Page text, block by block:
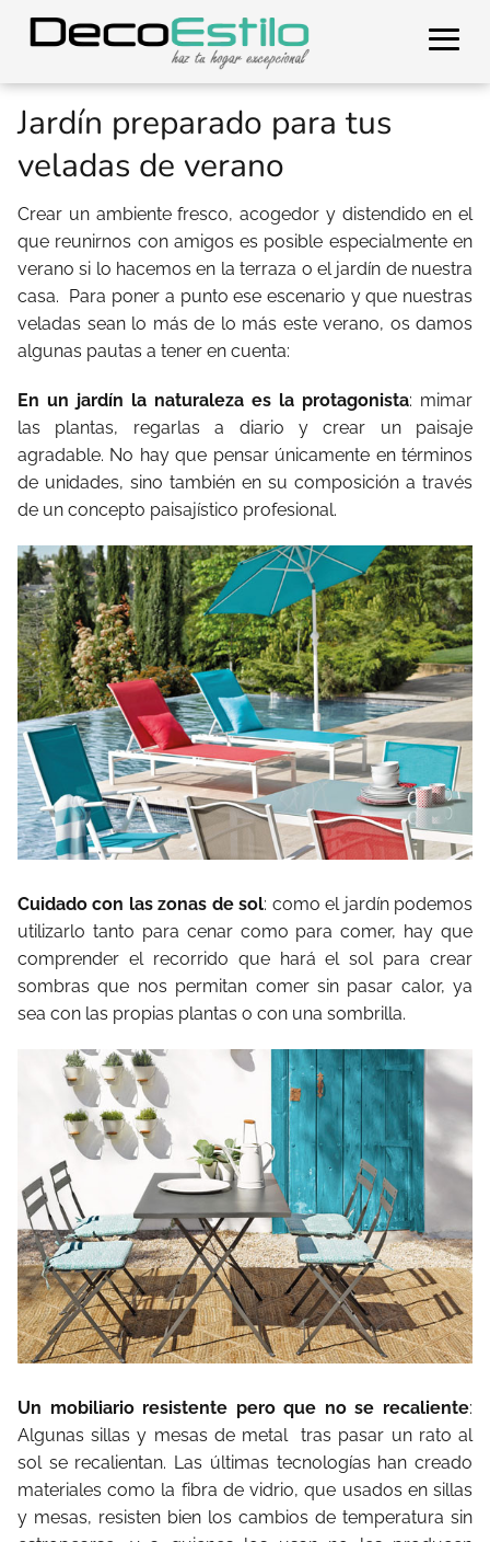
Jardín preparado para tus
veladas de verano
Crear un ambiente fresco, acogedor y distendido en el
que reunirnos con amigos es posible especialmente en
verano si lo hacemos en la terraza o el jardín de nuestra
casa. Para poner a punto ese escenario y que nuestras
veladas sean lo más de lo más este verano, os damos
algunas pautas a tener en cuenta:
En un jardín la naturaleza es la protagonista: mimar
las plantas, regarlas a diario y crear un paisaje
agradable. No hay que pensar únicamente en términos
de unidades, sino también en su composición a través
de un concepto paisajístico profesional.
Cuidado con las zonas de sol: como el jardín podemos
utilizarlo tanto para cenar como para comer, hay que
comprender el recorrido que hará el sol para crear
sombras que nos permitan comer sin pasar calor, ya
sea con las propias plantas o con una sombrilla.
Un mobiliario resistente pero que no se recaliente:
Algunas sillas y mesas de metal tras pasar un rato al
sol se recalientan. Las últimas tecnologías han creado
materiales como la fibra de vidrio, que usados en sillas
y mesas, resisten bien los cambios de temperatura sin